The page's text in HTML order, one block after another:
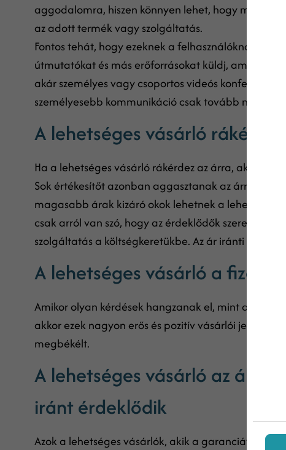
aggodalomra, hiszen könnyen lehet, hogy még
az adott termék vagy szolgáltatás.
Fontos tehát, hogy ezeknek a felhasználóknak egy
útmutatókat és más erőforrásokat küldj, amelyek
akár személyes vagy csoportos videós konferenciák
személyesebb kommunikáció csak tovább növeli a
A lehetséges vásárló rákérdez
Ha a lehetséges vásárló rákérdez az árra, akkor
Sok értékesítőt azonban aggasztanak az árra
magasabb árak kizáró okok lehetnek a lehetséges
csak arról van szó, hogy az érdeklődők szeretnék
szolgáltatás a költségkeretükbe. Az ár iránti
A lehetséges vásárló a
Amikor olyan kérdések hangzanak el, mint a
akkor ezek nagyon erős és pozitív vásárlói jelzések,
megbékélt.
A lehetséges vásárló az
iránt érdeklődik
Azok a lehetséges vásárlók, akik a garanciával és